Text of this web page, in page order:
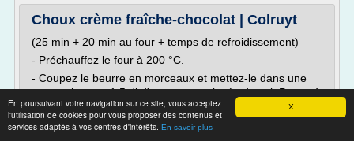
X
En poursuivant votre navigation sur ce site, vous acceptez
l'utilisation de cookies pour vous proposer des contenus et
services adaptés à vos centres d'intérêts. En savoir plus
Choux crème fraîche-chocolat | Colruyt
(25 min + 20 min au four + temps de refroidissement)
- Préchauffez le four à 200 °C.
- Coupez le beurre en morceaux et mettez-le dans une
casserole avec 1,5 dl d'eau et une pincée de sel. Portez à
ébullition et mélangez bien jusqu'à ce que le beurre soit
entièrement fondu.